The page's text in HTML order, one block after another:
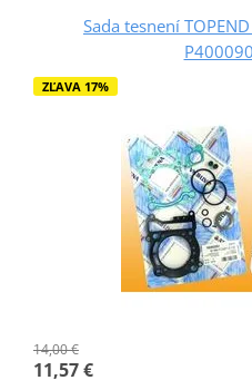
Sada tesnení
ZĽAVA 17%
14,00 €
11,57 €